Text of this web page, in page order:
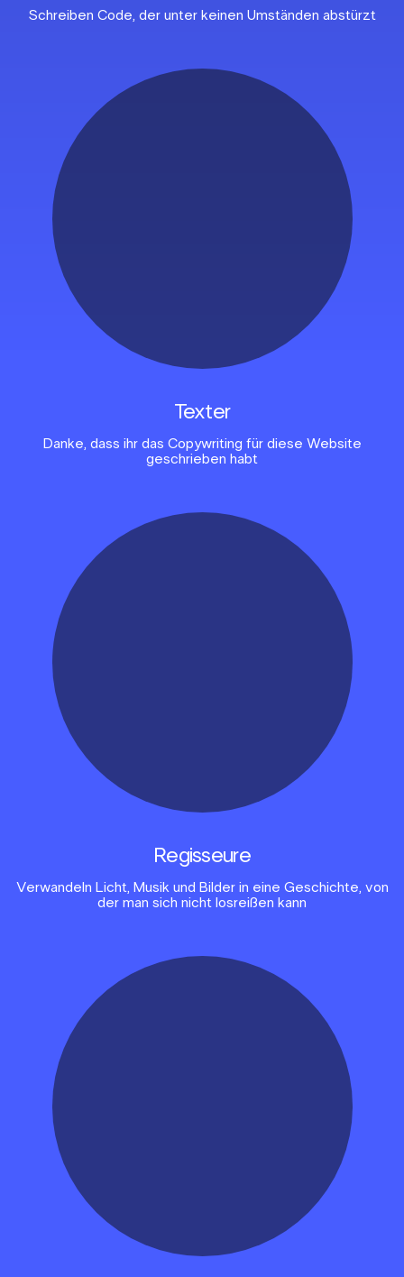
Schreiben Code, der unter keinen Umständen abstürzt
Texter
Danke, dass ihr das Copywriting für diese Website
geschrieben habt
Regisseure
Verwandeln Licht, Musik und Bilder in eine Geschichte, von
der man sich nicht losreißen kann